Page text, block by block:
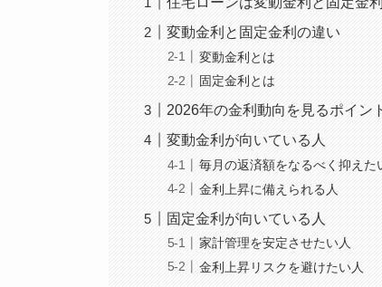
変動金利と固定金利の違い
変動金利とは
固定金利とは
2026年の金利動向を見るポイン
変動金利が向いている人
毎月の返済額をなるべく抑えた
金利上昇に備えられる人
固定金利が向いている人
家計管理を安定させたい人
金利上昇リスクを避けたい人